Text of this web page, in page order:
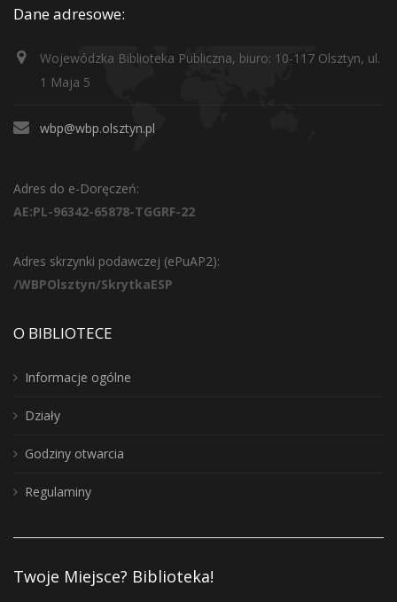
Dane adresowe:
Wojewódzka Biblioteka Publiczna, biuro: 10-117 Olsztyn, ul.
1 Maja 5
wbp@wbp.olsztyn.pl
Adres do e-Doręczeń:
AE:PL-96342-65878-TGGRF-22
Adres skrzynki podawczej (ePuAP2):
/WBPOlsztyn/SkrytkaESP
O BIBLIOTECE
Informacje ogólne
Działy
Godziny otwarcia
Regulaminy
Twoje Miejsce? Biblioteka!